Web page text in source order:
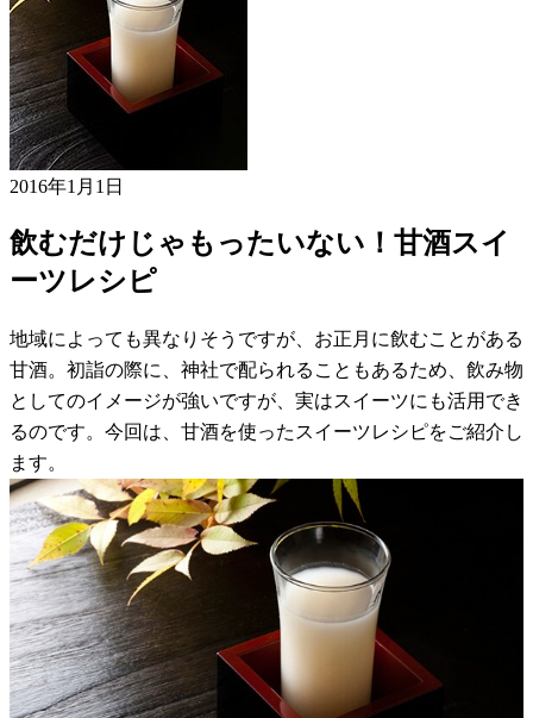
2016年1月1日
飲むだけじゃもったいない！甘酒スイ
ーツレシピ
地域によっても異なりそうですが、お正月に飲むことがある
甘酒。初詣の際に、神社で配られることもあるため、飲み物
としてのイメージが強いですが、実はスイーツにも活用でき
るのです。今回は、甘酒を使ったスイーツレシピをご紹介し
ます。